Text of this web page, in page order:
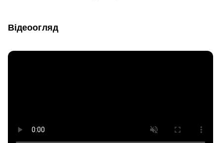
Відеоогляд